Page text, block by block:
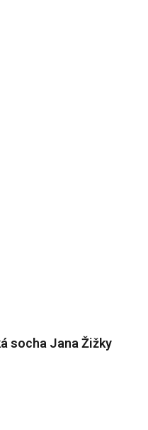
socha Jana Žižky